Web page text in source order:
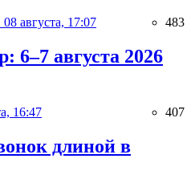
08 августа, 17:07 483
6–7 августа 2026
16:47 407
длиной в